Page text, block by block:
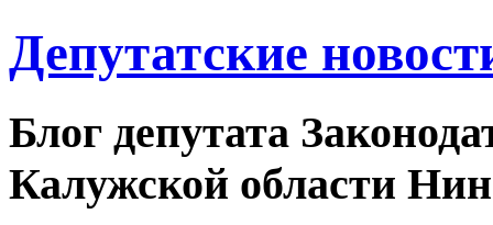
Депутатские
Блог депутата
Калужской области